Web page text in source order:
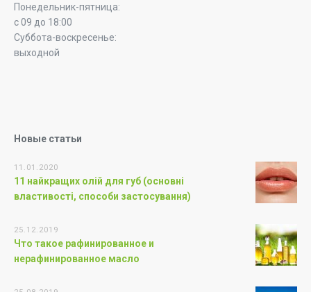
Понедельник-пятница:
с 09 до 18:00
Суббота-воскресенье:
выходной
Новые статьи
11.01.2020
11 найкращих олій для губ (основні
властивості, способи застосування)
25.12.2019
Что такое рафинированное и
нерафинированное масло